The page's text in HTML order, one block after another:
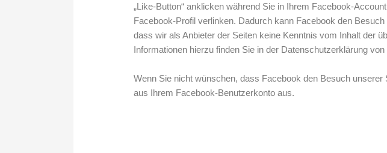
„Like-Button“ anklicken während Sie in Ihrem Facebook-
Facebook-Profil verlinken. Dadurch kann Facebook den
dass wir als Anbieter der Seiten keine Kenntnis vom Inhalt der
Informationen hierzu finden Sie in der Datenschutzerklärung
Wenn Sie nicht wünschen, dass Facebook den Besuch
aus Ihrem Facebook-Benutzerkonto aus.